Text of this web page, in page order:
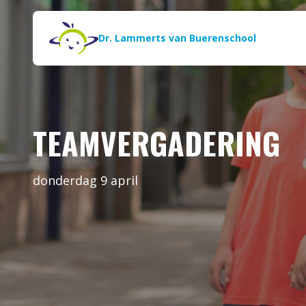
Naar de inhoud
Dr. Lammerts van Buerenschool
TEAMVERGADERING
donderdag 9 april